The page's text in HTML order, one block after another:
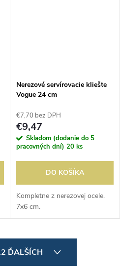
Nerezové servírovacie kliešte
Vogue 24 cm
€7,70 bez DPH
€9,47
Skladom (dodanie do 5
pracovných dní) 20 ks
DO KOŠÍKA
Kompletne z nerezovej ocele.
7x6 cm.
ĎALŠÍCH